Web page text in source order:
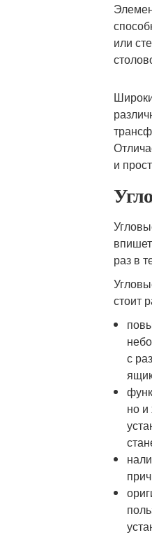
или
и
раз в
стоит
с
но